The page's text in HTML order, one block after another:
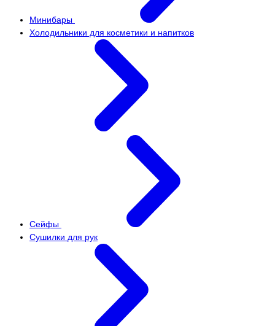
Минибары
Холодильники для косметики и напитков
Сейфы
Сушилки для рук